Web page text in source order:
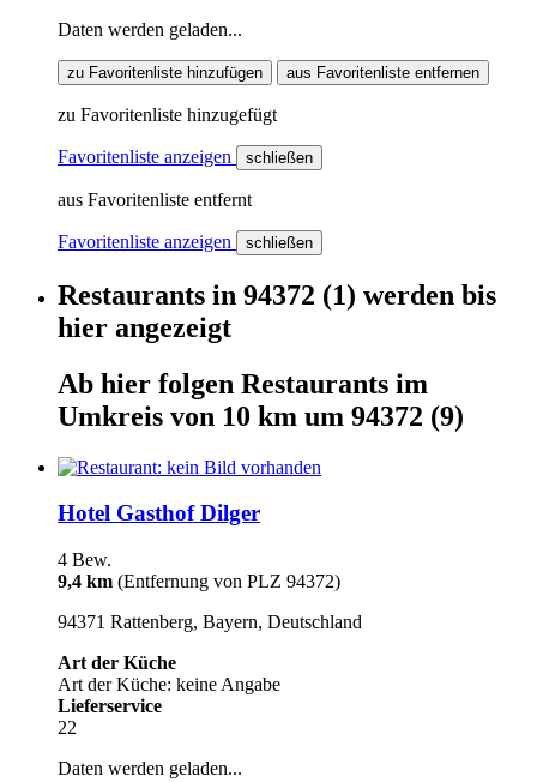
Daten werden geladen...
zu Favoritenliste hinzufügen aus Favoritenliste entfernen
zu Favoritenliste hinzugefügt
Favoritenliste anzeigen schließen
aus Favoritenliste entfernt
Favoritenliste anzeigen schließen
Restaurants in 94372 (1) werden bis
hier angezeigt
Ab hier folgen Restaurants im
Umkreis von 10 km um 94372 (9)
Hotel Gasthof Dilger
4 Bew.
9,4 km (Entfernung von PLZ 94372)
94371 Rattenberg, Bayern, Deutschland
Art der Küche
Art der Küche: keine Angabe
Lieferservice
22
Daten werden geladen...